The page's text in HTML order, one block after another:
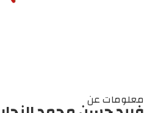
معلومات عن